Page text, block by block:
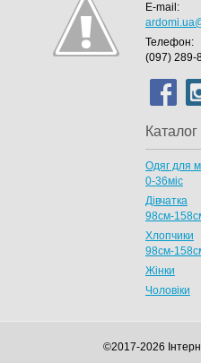
E-mail:
Телефон:
(097) 289-
Каталог
Одяг для
0-36міс
Дівчатка
98cм-
Хлопчики
98см-
Жінки
Чоловіки
©2017-2026